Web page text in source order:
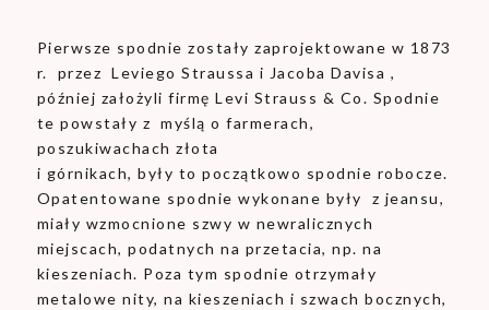
Pierwsze spodnie zostały zaprojektowane w 1873
r. przez Leviego Straussa i Jacoba Davisa ,
później założyli firmę Levi Strauss & Co. Spodnie
te powstały z myślą o farmerach,
poszukiwachach złota
i górnikach, były to początkowo spodnie robocze.
Opatentowane spodnie wykonane były z jeansu,
miały wzmocnione szwy w newralicznych
miejscach, podatnych na przetacia, np. na
kieszeniach. Poza tym spodnie otrzymały
metalowe nity, na kieszeniach i szwach bocznych,